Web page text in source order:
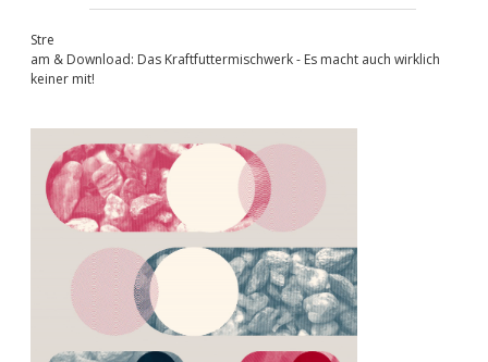
Stre
am & Download: Das Kraftfuttermischwerk - Es macht auch wirklich
keiner mit!